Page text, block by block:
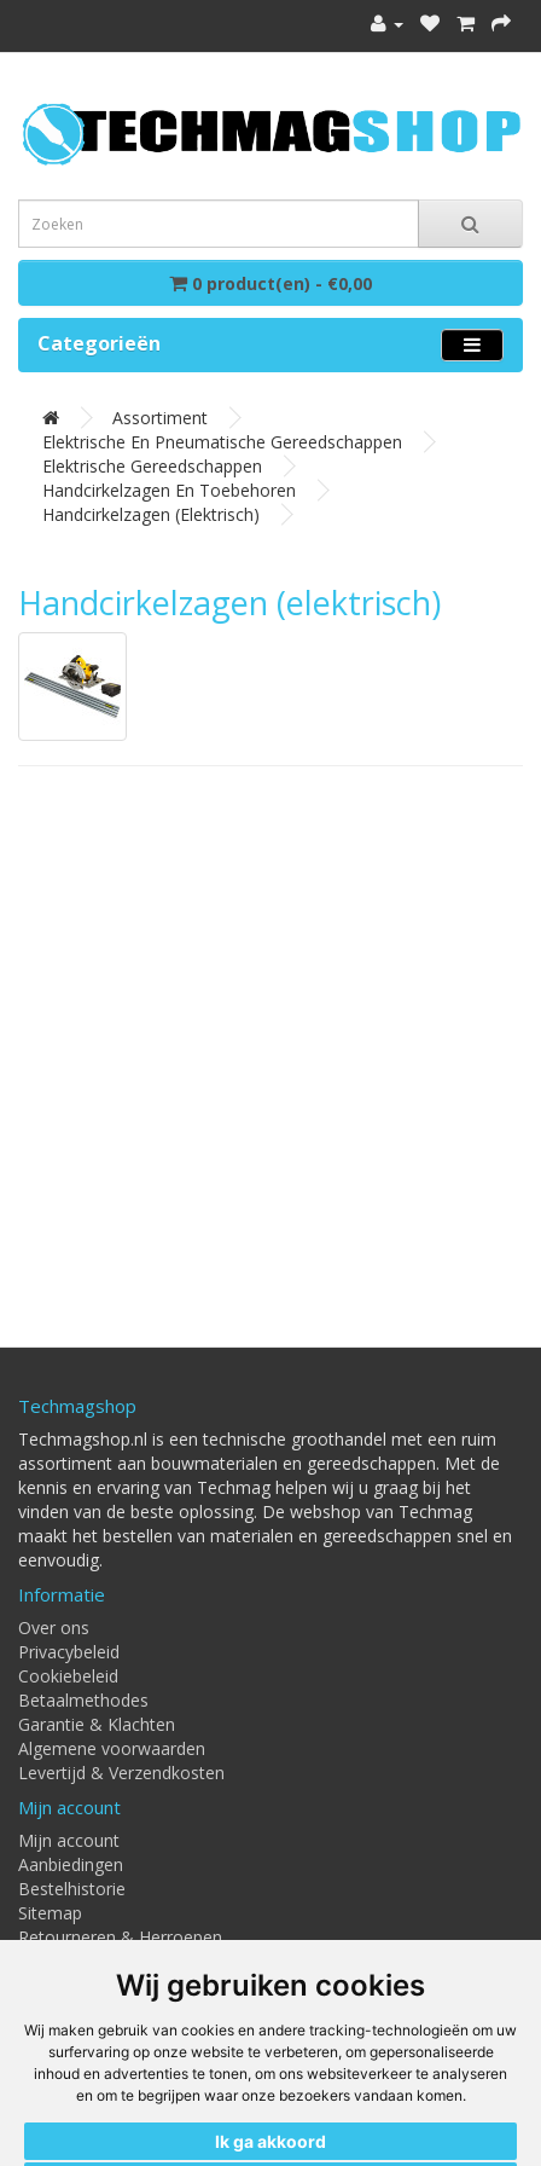
Wij gebruiken cookies
Wij maken gebruik van cookies en andere tracking-technologieën om uw
surfervaring op onze website te verbeteren, om gepersonaliseerde
inhoud en advertenties te tonen, om ons websiteverkeer te analyseren
en om te begrijpen waar onze bezoekers vandaan komen.
Ik ga akkoord
0 product(en) - €0,00
Categorieën
Assortiment
Elektrische En Pneumatische Gereedschappen
Elektrische Gereedschappen
Handcirkelzagen En Toebehoren
Handcirkelzagen (elektrisch)
Handcirkelzagen (elektrisch)
Techmagshop
Techmagshop.nl is een technische groothandel met een ruim
assortiment aan bouwmaterialen en gereedschappen. Met de
kennis en ervaring van Techmag helpen wij u graag bij het
vinden van de beste oplossing. De webshop van Techmag
maakt het bestellen van materialen en gereedschappen snel en
eenvoudig.
Informatie
Over ons
Privacybeleid
Cookiebeleid
Betaalmethodes
Garantie & Klachten
Algemene voorwaarden
Levertijd & Verzendkosten
Mijn account
Mijn account
Aanbiedingen
Bestelhistorie
Sitemap
Retourneren & Herroepen
Adresgegevens
Textielstraat 4, Haaksbergen
Telefoon: 053-7676275
info@techmaghaaksbergen.nl
Onze Webshops
Techmag247.nl